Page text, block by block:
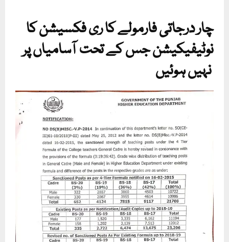
چار درجاتی فارمولے کا ری فکسیشن کا
نوٹیفیکیشن جس کے تحت آسامیاں پر